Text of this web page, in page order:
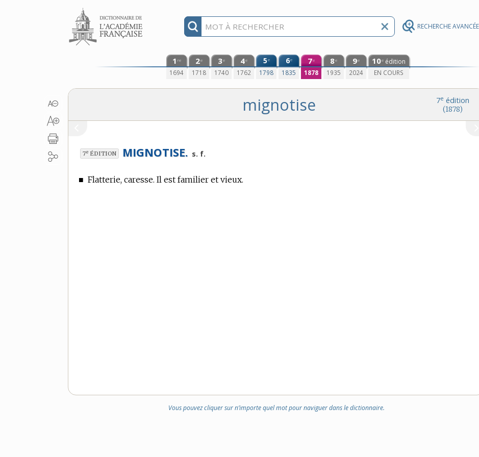
RECHERCHE AVANCÉE
Aller au contenu
1 re
1694
2e
1718
3e
1740
4e
1762
5e
1798
6e
1835
7e
1878
8e
1935
9e
2024
10e édition
EN COURS
7e édition
(1878)
mignotise
7e ÉDITION MIGNOTISE. s. f.
■ Flatterie, caresse. Il est familier et vieux.
Vous pouvez cliquer sur n’importe quel mot pour naviguer dans le dictionnaire.